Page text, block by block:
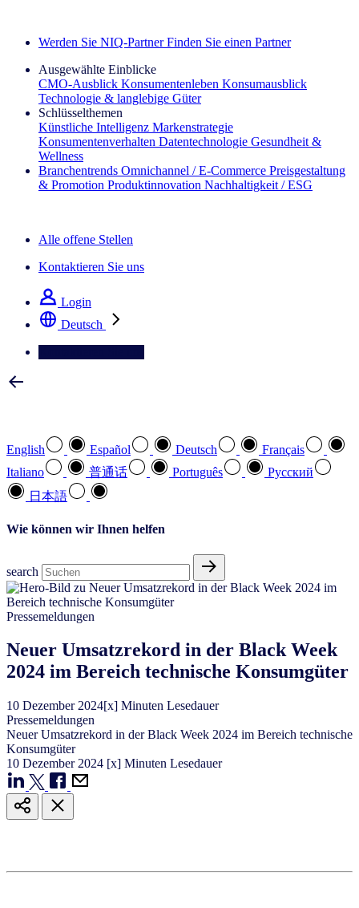
Werden Sie NIQ-Partner Finden Sie einen Partner
Ausgewählte Einblicke
CMO‑Ausblick Konsumentenleben Konsumausblick
Technologie & langlebige Güter
Schlüsselthemen
Künstliche Intelligenz Markenstrategie
Konsumentenverhalten Datentechnologie Gesundheit &
Wellness
Branchentrends Omnichannel / E‑Commerce Preisgestaltung
& Promotion Produktinnovation Nachhaltigkeit / ESG
Alle offene Stellen
Kontaktieren Sie uns
Login
Deutsch
English Español Deutsch
Français
Italiano
普通话 Português
Pусский
日本語
Wie können wir Ihnen helfen
search
Pressemeldungen
Neuer Umsatzrekord in der Black Week
2024 im Bereich technische Konsumgüter
10 Dezember 2024[x] Minuten Lesedauer
Pressemeldungen
Neuer Umsatzrekord in der Black Week 2024 im Bereich technische
Konsumgüter
10 Dezember 2024 [x] Minuten Lesedauer